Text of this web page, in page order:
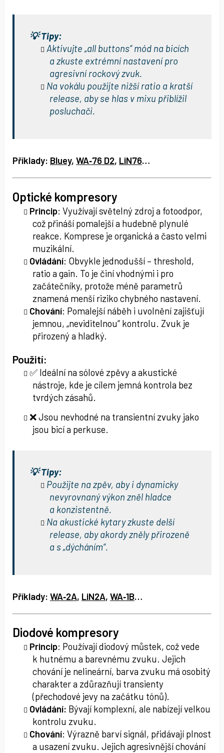
💡 Tipy:
Aktivujte „all buttons“ mód na bicích
a zkuste extrémní nastavení pro
agresivní rockový zvuk.
Na vokálu použijte nižší ratio a kratší
release, aby se hlas v mixu přiblížil
posluchači.
Příklady: Bluey, WA‑76 D2, LiN76…
Optické kompresory
Princip: Využívají světelný zdroj a fotoodpor,
což přináší pomalejší a hudebně plynulé
reakce. Komprese je organická a často velmi
muzikální.
Ovládání: Obvykle jednodušší – threshold,
ratio a gain. To je činí vhodnými i pro
začátečníky, protože méně parametrů
znamená menší riziko chybného nastavení.
Chování: Pomalejší náběh i uvolnění zajišťují
jemnou, „neviditelnou“ kontrolu. Zvuk je
přirozený a hladký.
Použití:
✅ Ideální na sólové zpěvy a akustické
nástroje, kde je cílem jemná kontrola bez
tvrdých zásahů.
❌ Jsou nevhodné na transientní zvuky jako
jsou bicí a perkuse.
💡 Tipy:
Použijte na zpěv, aby i dynamicky
nevyrovnaný výkon zněl hladce
a konzistentně.
Na akustické kytary zkuste delší
release, aby akordy zněly přirozeně
a s „dýcháním“.
Příklady: WA‑2A, LiN2A, WA‑1B…
Diodové kompresory
Princip: Používají diodový můstek, což vede
k hutnému a barevnému zvuku. Jejich
chování je nelineární, barva zvuku má osobitý
charakter a zdůrazňují transienty
(přechodové jevy na začátku tónů).
Ovládání: Bývají komplexní, ale nabízejí velkou
kontrolu zvuku.
Chování: Výrazně barví signál, přidávají plnost
a usazení zvuku. Jejich agresivnější chování